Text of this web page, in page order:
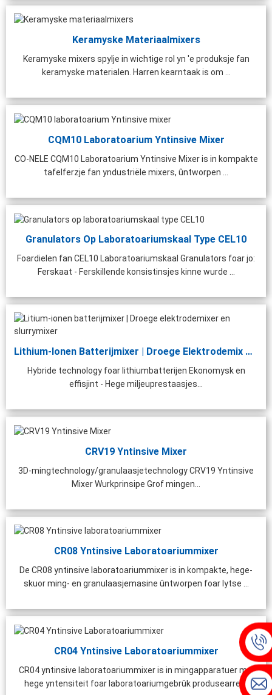
Keramyske Materiaalmixers
Keramyske mixers spylje in wichtige rol yn 'e produksje fan
keramyske materialen. Harren kearntaak is om ...
CQM10 Laboratoarium Yntinsive Mixer
CO-NELE CQM10 Laboratoarium Yntinsive Mixer is in kompakte
tafelferzje fan yndustriële mixers, ûntworpen ...
Granulators Op Laboratoariumskaal Type CEL10
Foardielen fan CEL10 Laboratoariumskaal Granulators foar jo:
Ferskaat - Ferskillende konsistinsjes kinne wurde ...
Lithium-Ionen Batterijmixer | Droege Elektrodemix &...
Hybride technology foar lithiumbatterijen Ekonomysk en
effisjint - Hege miljeuprestaasjes...
CRV19 Yntinsive Mixer
3D-mingtechnology/granulaasjetechnology CRV19 Yntinsive
Mixer Wurkprinsipe Grof mingen...
CR08 Yntinsive Laboratoariummixer
De CR08 yntinsive laboratoariummixer is in kompakte, hege-
skuor ming- en granulaasjemasine ûntworpen foar lytse ...
CR04 Yntinsive Laboratoariummixer
CR04 yntinsive laboratoariummixer is in mingapparatuer mei
hege yntensiteit foar laboratoariumgebrûk produsearre ...
60m³/oere Prefab
Laboratoarium Betonmixer